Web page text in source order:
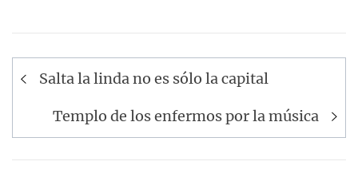
Navegación
entradas
Salta la linda no es sólo la capital
Templo de los enfermos por la música